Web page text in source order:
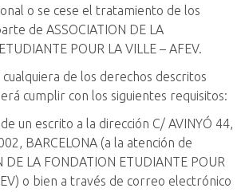
o se cese el tratamiento de los
de ASSOCIATION DE LA
POUR LA VILLE – AFEV.
de los derechos descritos
cumplir con los siguientes requisitos:
un escrito a la dirección C/ AVINYÓ 44,
BARCELONA (a la atención de
DE LA FONDATION ETUDIANTE POUR
o bien a través de correo electrónico